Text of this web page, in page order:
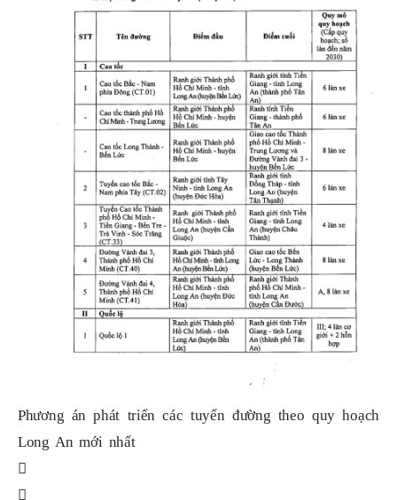
Phương án phát triển các tuyến đường theo quy hoạch
Long An mới nhất